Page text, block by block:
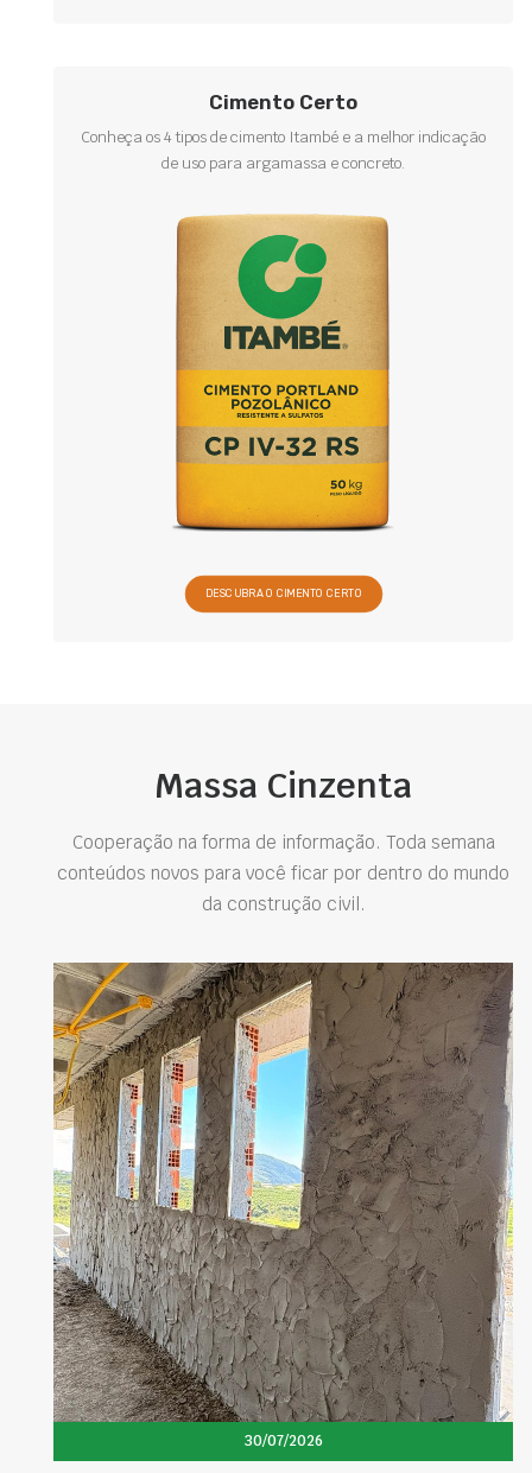
Cimento Certo
Conheça os 4 tipos de cimento Itambé e a melhor indicação
de uso para argamassa e concreto.
DESCUBRA O CIMENTO CERTO
Massa Cinzenta
Cooperação na forma de informação. Toda semana
conteúdos novos para você ficar por dentro do mundo
da construção civil.
30/07/2026